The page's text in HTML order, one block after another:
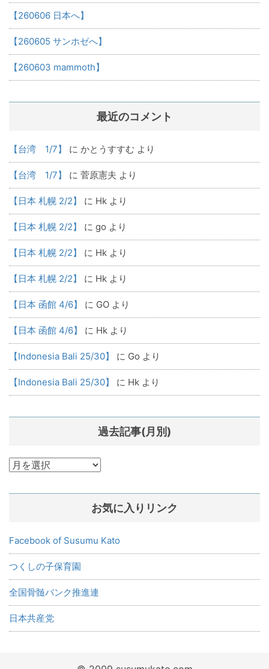
【260606 日本へ】
【260605 サンホゼへ】
【260603 mammoth】
最近のコメント
【台湾 1/7】 に かとうすすむ より
【台湾 1/7】 に 菅原憲夫 より
【日本 札幌 2/2】 に Hk より
【日本 札幌 2/2】 に go より
【日本 札幌 2/2】 に Hk より
【日本 札幌 2/2】 に Hk より
【日本 函館 4/6】 に GO より
【日本 函館 4/6】 に Hk より
【Indonesia Bali 25/30】 に Go より
【Indonesia Bali 25/30】 に Hk より
過去記事(月別)
過
記
別)
お気に入りリンク
Facebook of Susumu Kato
つくしの子保育園
全国骨髄バンク推進連
日本共産党